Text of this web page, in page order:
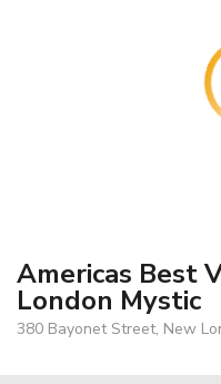
Americas Best
London Mystic
380 Bayonet Street, New